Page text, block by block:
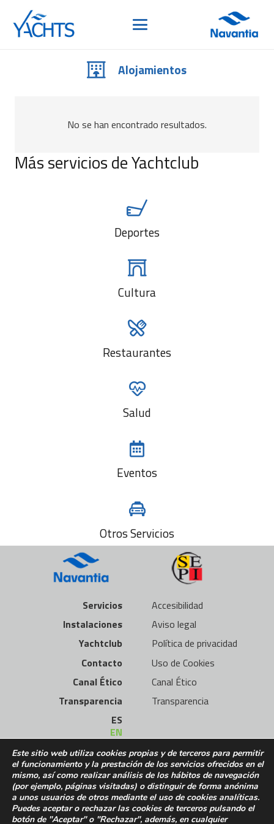
Alojamientos
No se han encontrado resultados.
Más servicios de Yachtclub
Deportes
Cultura
Restaurantes
Salud
Eventos
Otros Servicios
Servicios
Instalaciones
Yachtclub
Contacto
Canal Ético
Transparencia
ES
EN
Accesibilidad
Aviso legal
Política de privacidad
Uso de Cookies
Canal Ético
Transparencia
Este sitio web utiliza cookies propias y de terceros para permitir
el funcionamiento y la prestación de los servicios ofrecidos en el
mismo, así como realizar análisis de los hábitos de navegación
(por ejemplo, páginas visitadas) o distinguir de forma anónima
a unos usuarios de otros mediante el uso de cookies analíticas.
Puedes aceptar o rechazar las cookies de terceros pulsando el
botón de "Aceptar" o "Rechazar", además, en cualquier